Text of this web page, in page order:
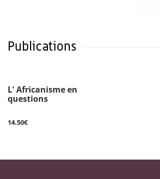
Publications
L' Africanisme en
questions
14.50€